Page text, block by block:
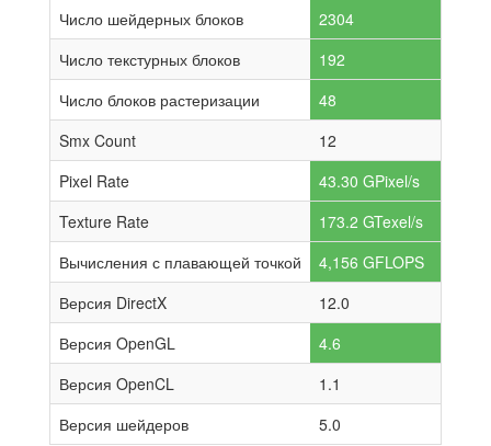
Число шейдерных блоков
2304
Число текстурных блоков
192
Число блоков растеризации
48
Smx Count
12
Pixel Rate
43.30 GPixel/s
Texture Rate
173.2 GTexel/s
Вычисления с плавающей точкой
4,156 GFLOPS
Версия DirectX
12.0
Версия OpenGL
4.6
Версия OpenCL
1.1
Версия шейдеров
5.0